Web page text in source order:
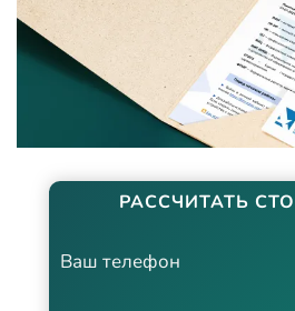
РАССЧИТАТЬ
Ваш телефон